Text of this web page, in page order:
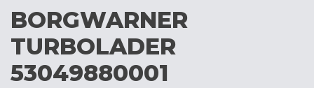
BORGWARNER
TURBOLADER
53049880001